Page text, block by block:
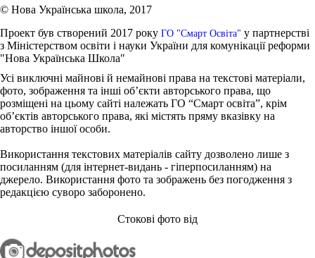
© Нова Українська школа, 2017
Проект був створений 2017 року ГО "Смарт Освіта" у партнерстві
з Міністерством освіти і науки України для комунікації реформи
"Нова Українська Школа"
Усі виключні майнові й немайнові права на текстові матеріали,
фото, зображення та інші об’єкти авторського права, що
розміщені на цьому сайті належать ГО “Смарт освіта”, крім
об’єктів авторського права, які містять пряму вказівку на
авторство іншої особи.
Використання текстових матеріалів сайту дозволено лише з
посиланням (для інтернет-видань - гіперпосиланням) на
джерело. Використання фото та зображень без погодження з
редакцією суворо заборонено.
Стокові фото від